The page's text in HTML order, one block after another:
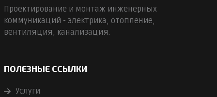
Проектирование и монтаж инженерных
коммуникаций - электрика, отопление,
вентиляция, канализация.
ПОЛЕЗНЫЕ ССЫЛКИ
Услуги